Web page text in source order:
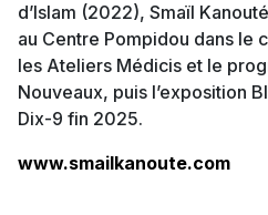
d’Islam (2022), Smaïl
au Centre Pompidou dans le
les Ateliers Médicis et le
Nouveaux, puis l’exposition
Dix-9 fin 2025.
www.smailkanoute.com